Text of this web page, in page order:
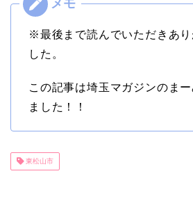
※最後まで読んでいただきあり
した。
この記事は埼玉マガジンのま
ました！！
東松山市